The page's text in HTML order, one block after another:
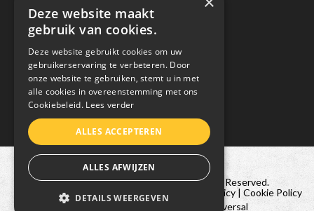
0498 / 521 900
info@lee-elektro.be
Copyright © 2021 Lee Elektro. All Rights Reserved.
|Algemene voorwaarden Privacy Policy| Cookie Policy
Conversal
Deze website maakt
gebruik van cookies.
Deze website gebruikt cookies om uw
gebruikerservaring te verbeteren. Door
onze website te gebruiken, stemt u in met
alle cookies in overeenstemming met ons
Cookiebeleid. Lees verder
ALLES ACCEPTEREN
ALLES AFWIJZEN
DETAILS WEERGEVEN